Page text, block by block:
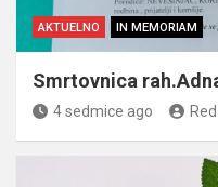
AKTUELNO IN MEMORIAM
Smrtovnica
4 sedmice ago